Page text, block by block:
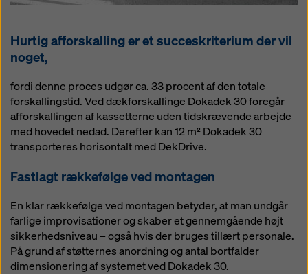
Hurtig afforskalling er et succeskriterium der vil
noget,
fordi denne proces udgør ca. 33 procent af den totale
forskallingstid. Ved dækforskallinge Dokadek 30 foregår
afforskallingen af kassetterne uden tidskrævende arbejde
med hovedet nedad. Derefter kan 12 m² Dokadek 30
transporteres horisontalt med DekDrive.
Fastlagt rækkefølge ved montagen
En klar rækkefølge ved montagen betyder, at man undgår
farlige improvisationer og skaber et gennemgående højt
sikkerhedsniveau – også hvis der bruges tillært personale.
På grund af støtternes anordning og antal bortfalder
dimensionering af systemet ved Dokadek 30.